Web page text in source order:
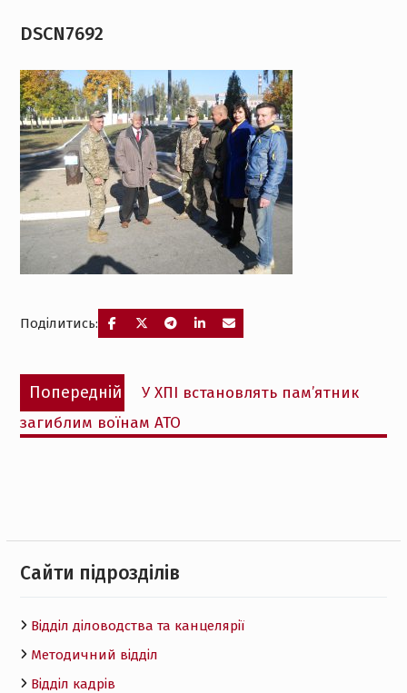
DSCN7692
Поділитись:
Навігація
записів
Попередній
Попередній
запис:
У ХПІ встановлять пам’ятник
загиблим воїнам АТО
Cайти підрозділів
Відділ діловодства та канцелярії
Методичний відділ
Відділ кадрів